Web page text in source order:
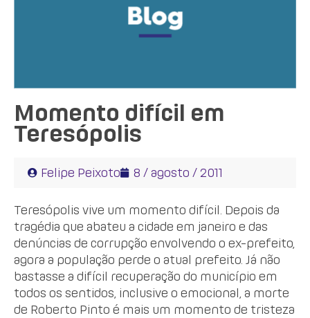
Momento difícil em
Teresópolis
Felipe Peixoto 8 / agosto / 2011
Teresópolis vive um momento difícil. Depois da
tragédia que abateu a cidade em janeiro e das
denúncias de corrupção envolvendo o ex-prefeito,
agora a população perde o atual prefeito. Já não
bastasse a difícil recuperação do município em
todos os sentidos, inclusive o emocional, a morte
de Roberto Pinto é mais um momento de tristeza